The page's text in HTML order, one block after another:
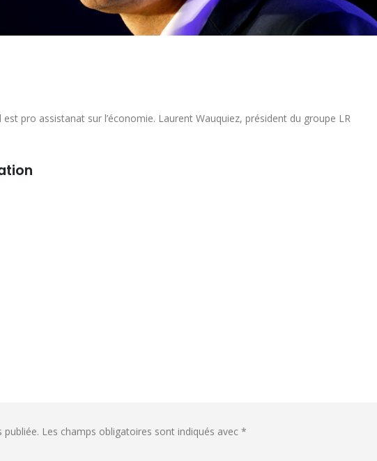
pro assistanat sur l’économie. Laurent Wauquiez, président du groupe LR
publiée. Les champs obligatoires sont indiqués avec *